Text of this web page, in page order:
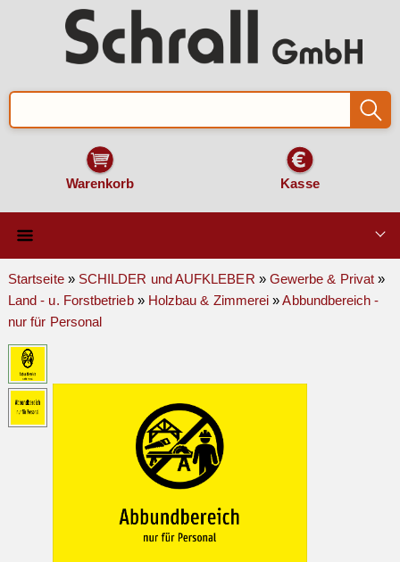
Warenkorb Kasse
Qualität & Technik
SCHILDER und AUFKLEBER
VERKEHRSZEICHEN
Montage & Zubehör
Startseite» SCHILDER und AUFKLEBER » Gewerbe & Privat »
Land - u. Forstbetrieb» Holzbau & Zimmerei »Abbundbereich -
nur für Personal